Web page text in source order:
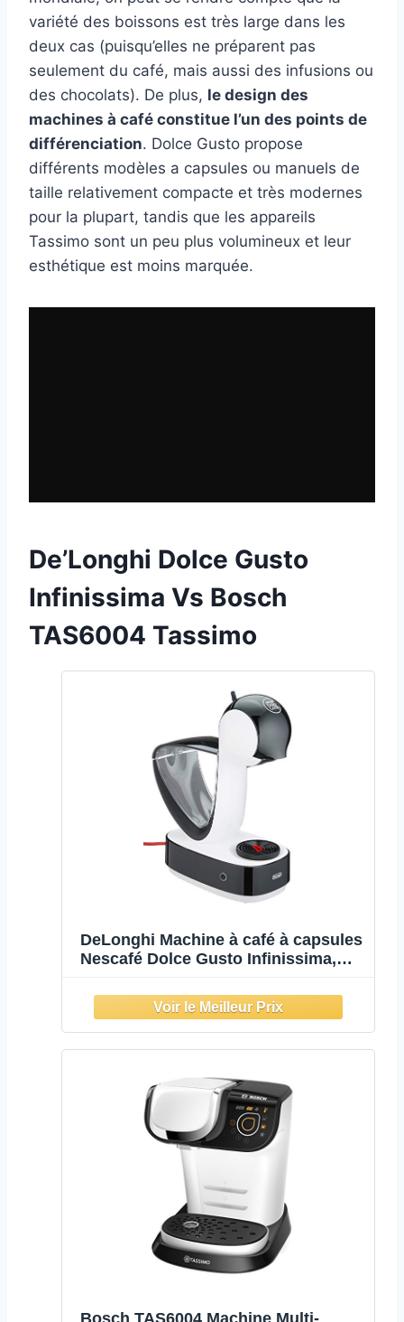
variété des boissons est très large dans les
deux cas (puisqu’elles ne préparent pas
seulement du café, mais aussi des infusions ou
des chocolats). De plus, le design des
machines à café constitue l’un des points de
différenciation. Dolce Gusto propose
différents modèles a capsules ou manuels de
taille relativement compacte et très modernes
pour la plupart, tandis que les appareils
Tassimo sont un peu plus volumineux et leur
esthétique est moins marquée.
De’Longhi Dolce Gusto
Infinissima Vs Bosch
TAS6004 Tassimo
DeLonghi Machine à café à capsules
Nescafé Dolce Gusto Infinissima,
encore, 1,2 litre, EDG260,W, blanc et
noir, lot de 1
Bosch TAS6004 Machine Multi-